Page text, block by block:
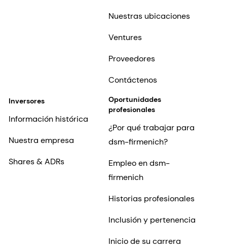
Nuestras ubicaciones
Ventures
Proveedores
Contáctenos
Inversores
Información histórica
Nuestra empresa
Shares & ADRs
Oportunidades
profesionales
¿Por qué trabajar para
dsm-firmenich?
Empleo en dsm-
firmenich
Historias profesionales
Inclusión y pertenencia
Inicio de su carrera